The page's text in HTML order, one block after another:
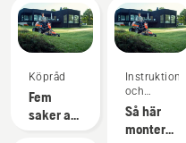
Köpråd
Fem
saker att
Instruktioner
och
guider
Så här
monterar